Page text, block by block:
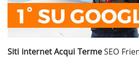
Siti internet Acqui TermeSEO